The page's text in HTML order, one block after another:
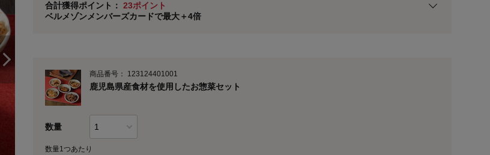
合計獲得ポイント：23ポイント
ベルメゾンメンバーズカードで最大＋4倍
※メンバーズカードの加算ポイントはステージ倍率適用前の基本ポイントに対して適用されます。
商品番号： 123124401001
鹿児島県産食材を使用したお惣菜セット
数量
数量1つあたり